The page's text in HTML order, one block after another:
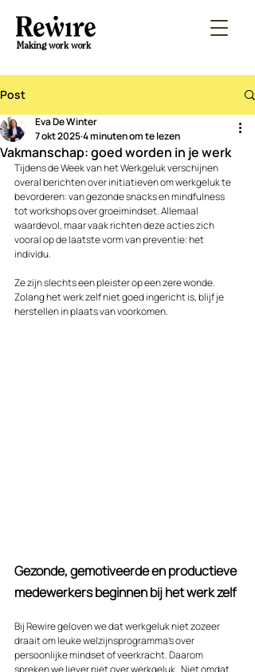
Making work work
Post
Vakmanschap: goed worden in je werk
Eva De Winter
7 okt 20254 minuten om te lezen
Tijdens de Week van het Werkgeluk verschijnen
overal berichten over initiatieven om werkgeluk te
bevorderen: van gezonde snacks en mindfulness
tot workshops over groeimindset. Allemaal
waardevol, maar vaak richten deze acties zich
vooral op de laatste vorm van preventie: het
individu.
Ze zijn slechts een pleister op een zere wonde.
Zolang het werk zelf niet goed ingericht is, blijf je
herstellen in plaats van voorkomen.
Gezonde, gemotiveerde en productieve
medewerkers beginnen bij het werk zelf
Bij Rewire geloven we dat werkgeluk niet zozeer
draait om leuke welzijnsprogramma's over
persoonlijke mindset of veerkracht. Daarom